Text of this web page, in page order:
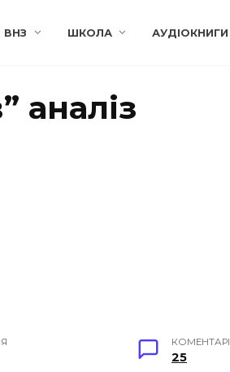
ВНЗ ШКОЛА АУДІОКНИГИ
аналіз
КОМЕНТАРІ
25